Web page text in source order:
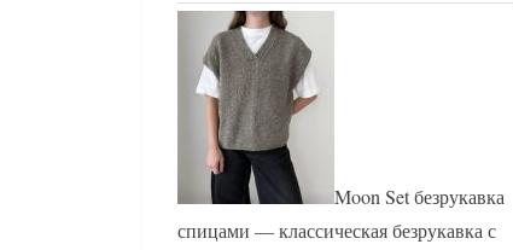
Moon Set безрукавка
спицами — классическая безрукавка с